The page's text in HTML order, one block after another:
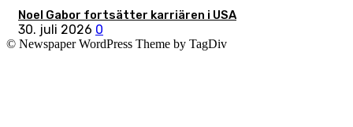
Noel Gabor fortsätter karriären i USA
30. juli 2026 0
© Newspaper WordPress Theme by TagDiv